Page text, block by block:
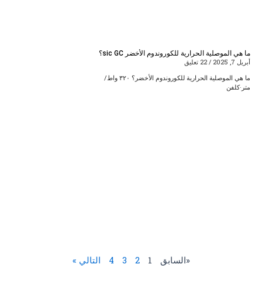
ما هي الموصلية الحرارية للكوروندوم الأخضر sic GC؟
أبريل 7, 2025
ما هي الموصلية الحرارية للكوروندوم الأخضر؟ ٣٢٠ واط/
متر·كلفن
«السابق 1
2
3
4 التالي »